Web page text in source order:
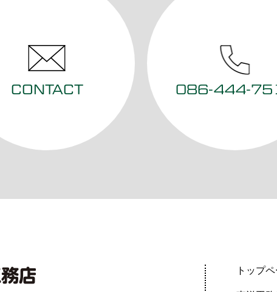
CONTACT 086-444-
トップ